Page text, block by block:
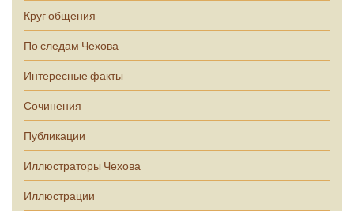
Круг общения
По следам Чехова
Интересные факты
Сочинения
Публикации
Иллюстраторы Чехова
Иллюстрации